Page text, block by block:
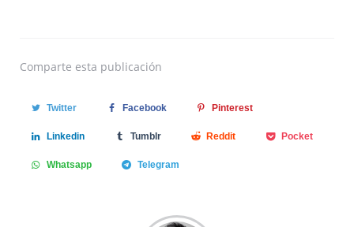
Comparte esta publicación
Twitter Facebook Pinterest
Linkedin Tumblr Reddit Pocket
Whatsapp Telegram